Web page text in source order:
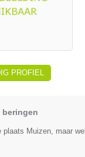
PROFIEL
plaats Muizen, maar